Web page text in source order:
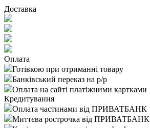
Доставка
Оплата
Готівкою при отриманні товару
Банківський переказ на р/р
Оплата на сайті платіжними картками
Кредитування
Оплата частинами від ПРИВАТБАНК
Миттєва рострочка від ПРИВАТБАНК